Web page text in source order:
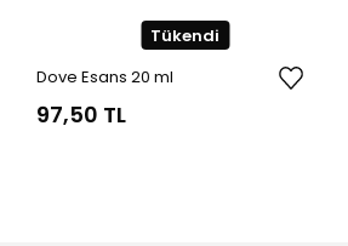
Tükendi
Dove Esans 20 ml
97,50 TL